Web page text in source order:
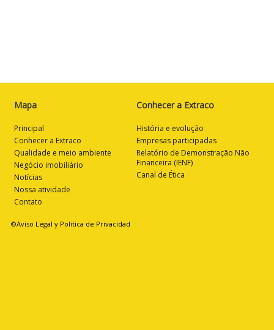
Mapa
Principal
Conhecer a Extraco
Qualidade e meio ambiente
Negócio imobiliário
Notícias
Nossa atividade
Contato
Conhecer a Extraco
História e evolução
Empresas participadas
Relatório de Demonstração Não
Financeira (IENF)
Canal de Ética
©Aviso Legal y Politica de Privacidad